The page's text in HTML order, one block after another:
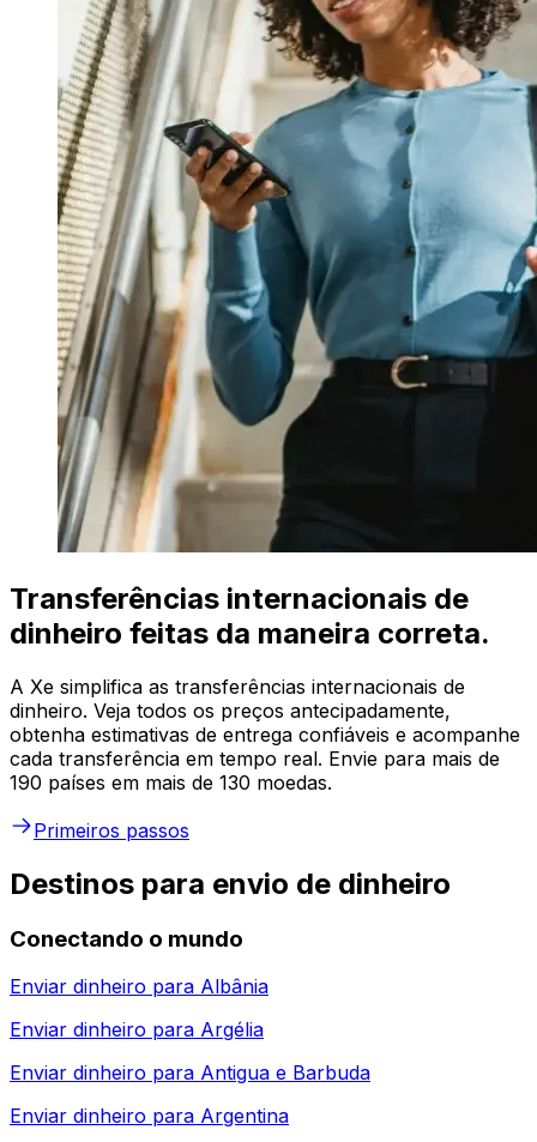
Transferências internacionais de
dinheiro feitas da maneira correta.
A Xe simplifica as transferências internacionais de
dinheiro. Veja todos os preços antecipadamente,
obtenha estimativas de entrega confiáveis e acompanhe
cada transferência em tempo real. Envie para mais de
190 países em mais de 130 moedas.
Primeiros passos
Destinos para envio de dinheiro
Conectando o mundo
Enviar dinheiro para Albânia
Enviar dinheiro para Argélia
Enviar dinheiro para Antigua e Barbuda
Enviar dinheiro para Argentina